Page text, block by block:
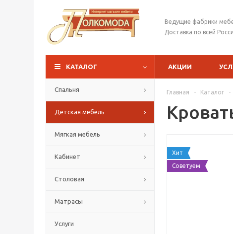
Ведущие фабрики
Доставка по всей
КАТАЛОГ АКЦИИ
Спальня
Детская мебель
Мягкая мебель
Кабинет
Столовая
Матрасы
Услуги
Главная - Каталог -
Хит
Советуем